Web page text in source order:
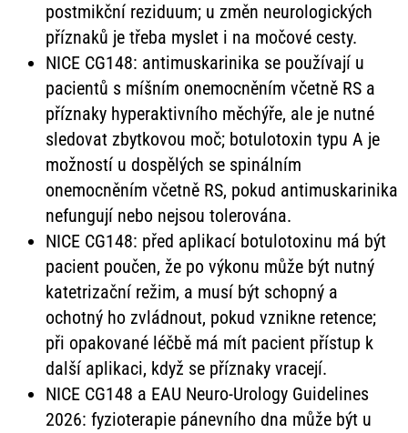
postmikční reziduum; u změn neurologických
příznaků je třeba myslet i na močové cesty.
NICE CG148: antimuskarinika se používají u
pacientů s míšním onemocněním včetně RS a
příznaky hyperaktivního měchýře, ale je nutné
sledovat zbytkovou moč; botulotoxin typu A je
možností u dospělých se spinálním
onemocněním včetně RS, pokud antimuskarinika
nefungují nebo nejsou tolerována.
NICE CG148: před aplikací botulotoxinu má být
pacient poučen, že po výkonu může být nutný
katetrizační režim, a musí být schopný a
ochotný ho zvládnout, pokud vznikne retence;
při opakované léčbě má mít pacient přístup k
další aplikaci, když se příznaky vracejí.
NICE CG148 a EAU Neuro-Urology Guidelines
2026: fyzioterapie pánevního dna může být u